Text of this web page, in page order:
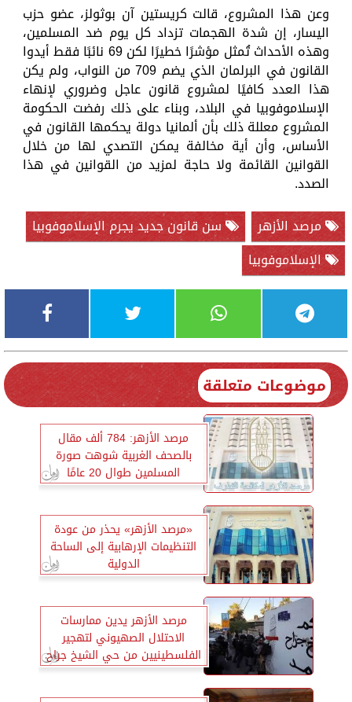
وعن هذا المشروع، قالت كريستين آن بوثولز، عضو حزب
اليسار، إن شدة الهجمات تزداد كل يوم ضد المسلمين،
وهذه الأحداث تُمثل مؤشرًا خطيرًا لكن 69 نائبًا فقط أيدوا
القانون في البرلمان الذي يضم 709 من النواب، ولم يكن
هذا العدد كافيًا لمشروع قانون عاجل وضروري لإنهاء
الإسلاموفوبيا في البلاد، وبناء على ذلك رفضت الحكومة
المشروع معللة ذلك بأن ألمانيا دولة يحكمها القانون في
الأساس، وأن أية مخالفة يمكن التصدي لها من خلال
القوانين القائمة ولا حاجة لمزيد من القوانين في هذا
الصدد.
مرصد الأزهر
سن قانون جديد يجرم الإسلاموفوبيا
الإسلاموفوبيا
موضوعات متعلقة
مرصد الأزهر: 784 ألف مقال
بالصحف الغربية شوهت صورة
المسلمين طوال 20 عامًا
«مرصد الأزهر» يحذر من عودة
التنظيمات الإرهابية إلى الساحة
الدولية
مرصد الأزهر يدين ممارسات
الاحتلال الصهيوني لتهجير
الفلسطينيين من حي الشيخ جراح